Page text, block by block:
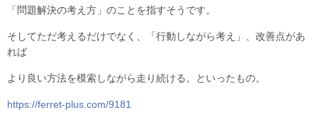
「問題解決の考え方」のことを指すそうです。
そしてただ考えるだけでなく、「行動しながら考え」、改善点があ
れば
より良い方法を模索しながら走り続ける。といったもの。
https://ferret-plus.com/9181